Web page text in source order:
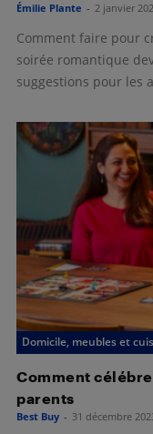
Émilie Plante - 2 janvier
Comment faire pour
soirée romantique
suggestions pour les
Domicile, meubles et
Comment
parents
Best Buy - 31 décembre